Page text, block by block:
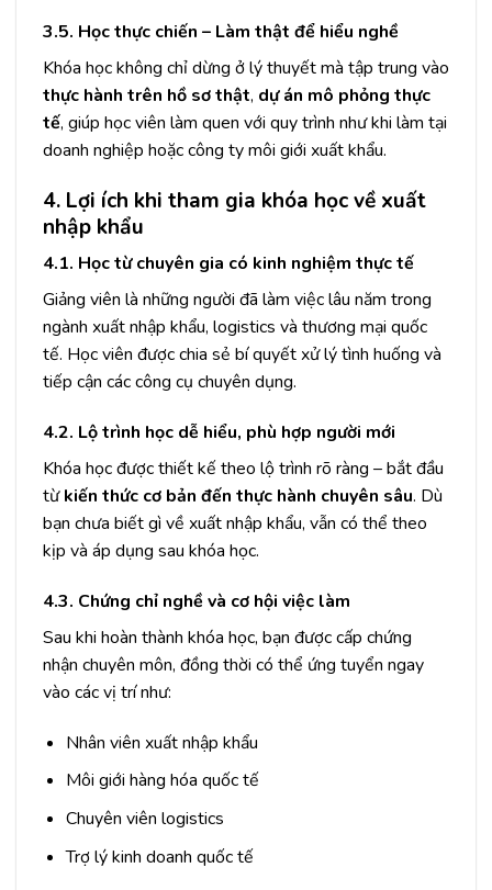
3.5. Học thực chiến – Làm thật để hiểu nghề
Khóa học không chỉ dừng ở lý thuyết mà tập trung vào
thực hành trên hồ sơ thật, dự án mô phỏng thực
tế, giúp học viên làm quen với quy trình như khi làm tại
doanh nghiệp hoặc công ty môi giới xuất khẩu.
4. Lợi ích khi tham gia khóa học về xuất
nhập khẩu
4.1. Học từ chuyên gia có kinh nghiệm thực tế
Giảng viên là những người đã làm việc lâu năm trong
ngành xuất nhập khẩu, logistics và thương mại quốc
tế. Học viên được chia sẻ bí quyết xử lý tình huống và
tiếp cận các công cụ chuyên dụng.
4.2. Lộ trình học dễ hiểu, phù hợp người mới
Khóa học được thiết kế theo lộ trình rõ ràng – bắt đầu
từkiến thức cơ bản đến thực hành chuyên sâu. Dù
bạn chưa biết gì về xuất nhập khẩu, vẫn có thể theo
kịp và áp dụng sau khóa học.
4.3. Chứng chỉ nghề và cơ hội việc làm
Sau khi hoàn thành khóa học, bạn được cấp chứng
nhận chuyên môn, đồng thời có thể ứng tuyển ngay
vào các vị trí như:
Nhân viên xuất nhập khẩu
Môi giới hàng hóa quốc tế
Chuyên viên logistics
Trợ lý kinh doanh quốc tế